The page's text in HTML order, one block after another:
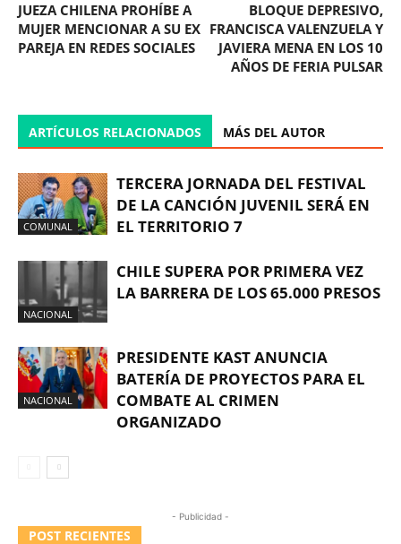
JUEZA CHILENA PROHÍBE A
MUJER MENCIONAR A SU EX
PAREJA EN REDES SOCIALES
BLOQUE DEPRESIVO,
FRANCISCA VALENZUELA Y
JAVIERA MENA EN LOS 10
AÑOS DE FERIA PULSAR
ARTÍCULOS RELACIONADOS MÁS DEL AUTOR
COMUNAL
TERCERA JORNADA DEL FESTIVAL
DE LA CANCIÓN JUVENIL SERÁ EN
EL TERRITORIO 7
NACIONAL
CHILE SUPERA POR PRIMERA VEZ
LA BARRERA DE LOS 65.000 PRESOS
NACIONAL
PRESIDENTE KAST ANUNCIA
BATERÍA DE PROYECTOS PARA EL
COMBATE AL CRIMEN
ORGANIZADO
- Publicidad -
POST RECIENTES